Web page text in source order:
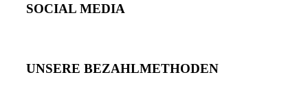
SOCIAL MEDIA
UNSERE BEZAHLMETHODEN